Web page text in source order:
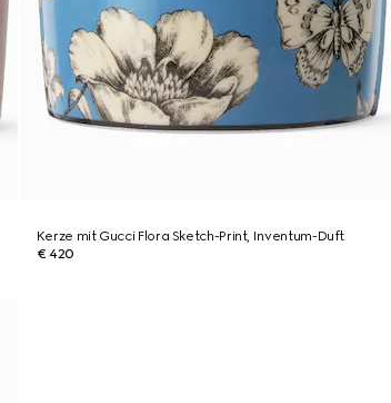
Kerze mit Gucci Flora Sketch-Print, Inventum-Duft
€ 420